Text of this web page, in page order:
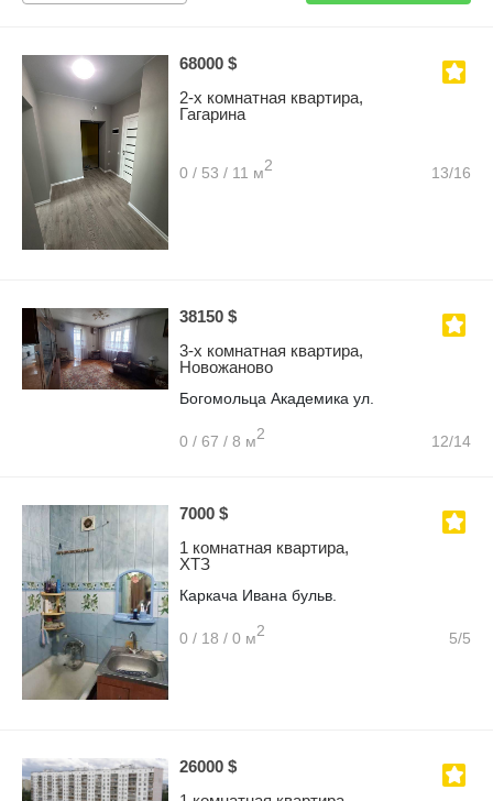
68000 $
2-х комнатная квартира,
Гагарина
0 / 53 / 11 м2 13/16
38150 $
3-х комнатная квартира,
Новожаново
Богомольца Академика ул.
0 / 67 / 8 м2 12/14
7000 $
1 комнатная квартира,
ХТЗ
Каркача Ивана бульв.
0 / 18 / 0 м2 5/5
26000 $